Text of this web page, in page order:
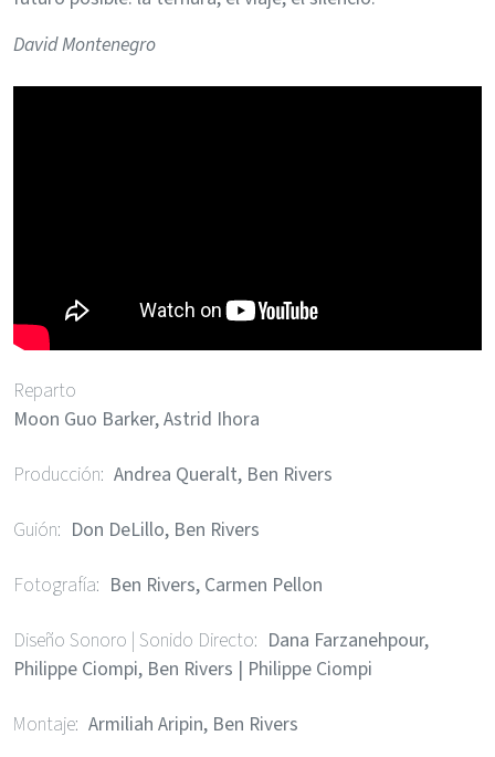
David Montenegro
Reparto
Moon Guo Barker, Astrid Ihora
Producción Andrea Queralt, Ben Rivers
Guión Don DeLillo, Ben Rivers
Fotografía Ben Rivers, Carmen Pellon
Diseño Sonoro | Sonido Directo Dana Farzanehpour,
Philippe Ciompi, Ben Rivers | Philippe Ciompi
Montaje Armiliah Aripin, Ben Rivers